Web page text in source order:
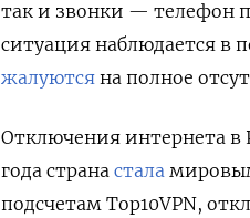
так и звонки — телефон
ситуация наблюдается в
жалуются на полное
Отключения интернета в
года страна стала
подсчетам Top10VPN,